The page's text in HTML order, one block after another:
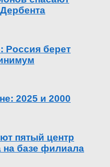
Россия берет
2025 и 2000
пятый центр
на базе филиала